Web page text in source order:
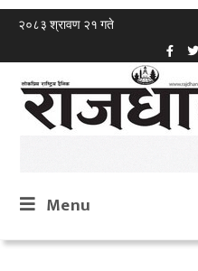
२०८३ श्रावण २१ गते
Menu